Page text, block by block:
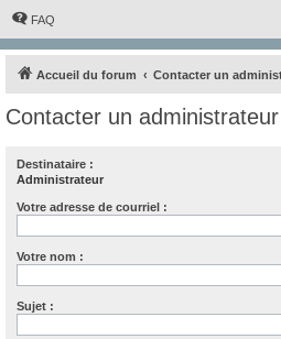
FAQ
Accueil du forum Contacter un
Contacter un
Destinataire :
Administrateur
Votre adresse de courriel :
Votre nom :
Sujet :